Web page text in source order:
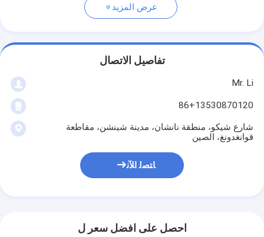
عرض المزيد
تفاصيل الاتصال
Mr. Li
86+13530870120
شارع شيكو، منطقة نانشان، مدينة شينشن، مقاطعة
قوانغدونغ، الصين
ﺎﺘﺼﻟ ﺍﻶﻧ
احصل على افضل سعر ل